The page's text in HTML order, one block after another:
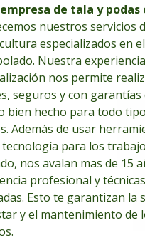
empresa de tala y
nuestros servicios
especializados en
Nuestra
nos permite
seguros y con garantías
bien hecho para todo
Además de usar
para los
nos avalan mas de 15
profesional y técnicas
Esto te garantizan la
y el mantenimiento de